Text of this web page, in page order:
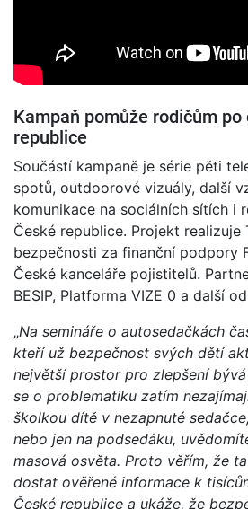
Kampaň pomůže rodičům po
republice
Součástí kampaně je série pěti
spotů, outdoorové vizuály, další
komunikace na sociálních sítích i
České republice. Projekt realizuje
bezpečnosti za finanční podpory
České kanceláře pojistitelů.
BESIP, Platforma VIZE 0 a další
„Na semináře o autosedačkách
kteří už bezpečnost svých dětí
největší prostor pro zlepšení
se o problematiku zatím
školkou dítě v nezapnuté
nebo jen na podsedáku,
masová osvěta. Proto věřím, že
dostat ověřené informace k
České republice a ukáže, že